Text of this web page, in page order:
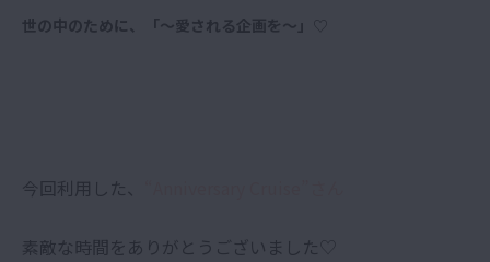
世の中のために、「〜愛される企画を〜」♡
今回利用した、
素敵な時間をありがとうございました♡